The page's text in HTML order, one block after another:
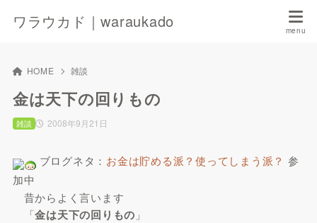
ワラウカド｜waraukado
HOME 雑談
金は天下の回りもの
2008年9月21日
雑談
ブログネタ： お金は貯める派？使ってしまう派？ 参
加中
昔からよく言います
「金は天下の回りもの 」